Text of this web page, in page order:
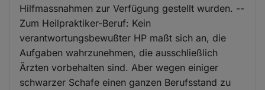
Hilfmassnahmen zur Verfügung gestellt wurden. --
Zum Heilpraktiker-Beruf: Kein
verantwortungsbewußter HP maßt sich an, die
Aufgaben wahrzunehmen, die ausschließlich
Ärzten vorbehalten sind. Aber wegen einiger
schwarzer Schafe einen ganzen Berufsstand zu